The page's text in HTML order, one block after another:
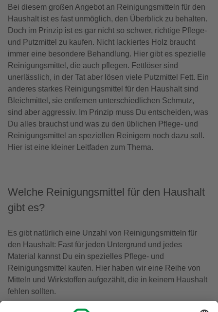
Bei diesem großen Angebot an Reinigungsmitteln für den
Haushalt ist es fast unmöglich, den Überblick zu behalten.
Doch im Prinzip ist es gar nicht so schwer, richtige Pflege-
und Putzmittel zu kaufen. Nicht lackiertes Holz braucht
immer eine besondere Behandlung. Hier gibt es spezielle
Reinigungsmittel, die auch pflegen. Fettlöser sind
unerlässlich, in der Tat aber lösen viele Putzmittel Fett. Ein
anderes starkes Reinigungsmittel für den Haushalt sind
Bleichmittel, sie entfernen unterschiedlichen Schmutz,
sind aber aggressiv. Im Prinzip muss Du entscheiden, was
Du alles brauchst und was zu den üblichen Pflege- und
Reinigungsmittel an speziellen Reinigern noch dazu soll.
Hier ist eine kleiner Leitfaden zum Thema.
Welche Reinigungsmittel für den Haushalt
gibt es?
Es gibt natürlich eine Unzahl von Reinigungsmitteln für
den Haushalt: Fast für jeden Untergrund und jedes
Material kannst Du ein spezielles Pflege- und
Reinigungsmittel kaufen. Hier haben wir eine Reihe von
Mitteln und Wirkstoffen aufgezählt, die in keinem Haushalt
fehlen sollten.